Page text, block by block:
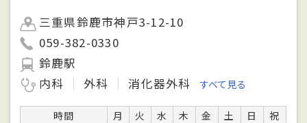
三重県鈴鹿市神戸3-12-10
059-382-0330
鈴鹿駅
内科
外科 消化器外科 すべて見る
時間 月 火 水 木 金 土 日
祝